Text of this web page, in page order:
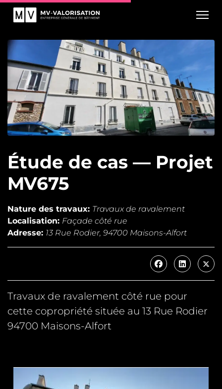
Étude de cas — Projet
MV675
Nature des travaux: Travaux de ravalement
Localisation: Façade côté rue
Adresse: 13 Rue Rodier, 94700 Maisons-Alfort
Travaux de ravalement côté rue pour
cette copropriété située au 13 Rue Rodier
94700 Maisons-Alfort